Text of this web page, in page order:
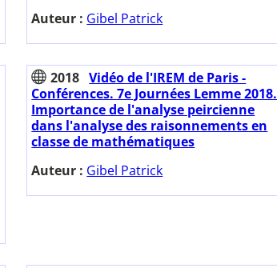
Auteur : Gibel Patrick
2018 Vidéo de l'IREM de Paris -
Conférences. 7e Journées Lemme 2018.
Importance de l'analyse peircienne
dans l'analyse des raisonnements en
classe de mathématiques
Auteur : Gibel Patrick